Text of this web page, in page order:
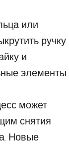
или
ручку
и
элементы
может
снятия
Новые